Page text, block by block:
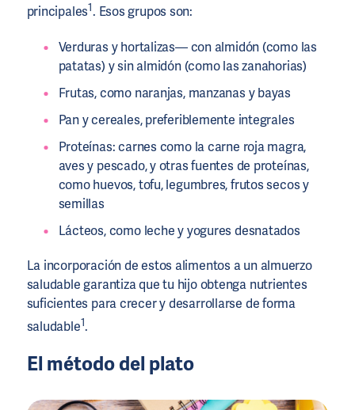
principales1. Esos grupos son:
Verduras y hortalizas— con almidón (como las
patatas) y sin almidón (como las zanahorias)
Frutas, como naranjas, manzanas y bayas
Pan y cereales, preferiblemente integrales
Proteínas: carnes como la carne roja magra,
aves y pescado, y otras fuentes de proteínas,
como huevos, tofu, legumbres, frutos secos y
semillas
Lácteos, como leche y yogures desnatados
La incorporación de estos alimentos a un almuerzo
saludable garantiza que tu hijo obtenga nutrientes
suficientes para crecer y desarrollarse de forma
saludable1.
El método del plato